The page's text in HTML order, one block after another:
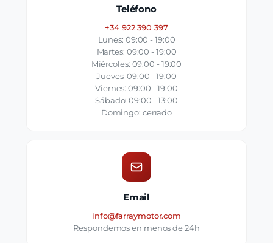
Teléfono
+34 922 390 397
Lunes: 09:00 - 19:00
Martes: 09:00 - 19:00
Miércoles: 09:00 - 19:00
Jueves: 09:00 - 19:00
Viernes: 09:00 - 19:00
Sábado: 09:00 - 13:00
Domingo: cerrado
Email
info@farraymotor.com
Respondemos en menos de 24h